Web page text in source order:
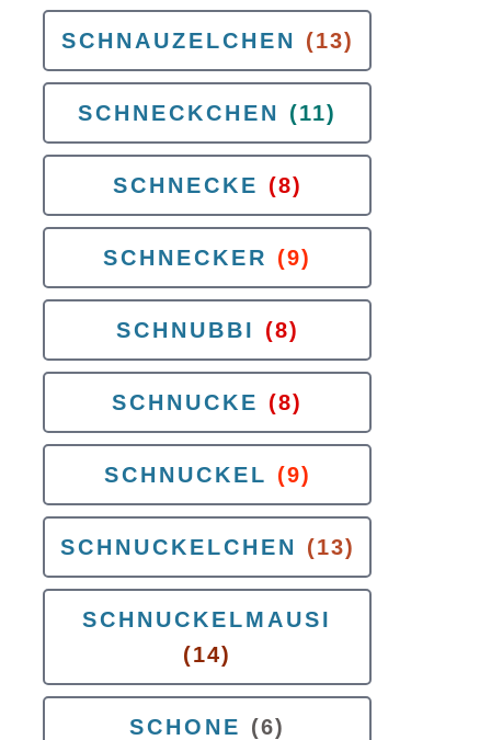
SCHNAUZELCHEN (13)
SCHNECKCHEN (11)
SCHNECKE (8)
SCHNECKER (9)
SCHNUBBI (8)
SCHNUCKE (8)
SCHNUCKEL (9)
SCHNUCKELCHEN (13)
SCHNUCKELMAUSI
(14)
SCHONE (6)